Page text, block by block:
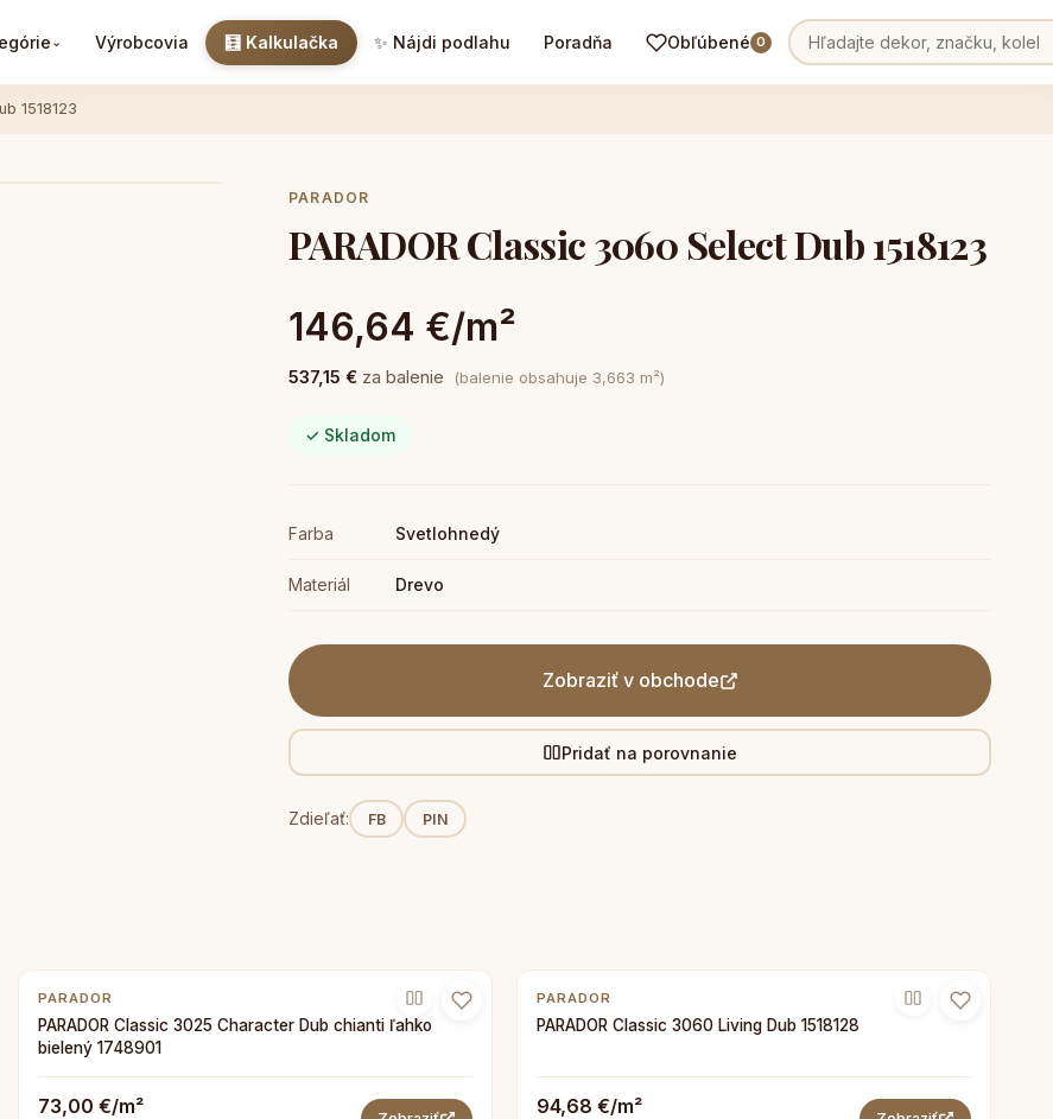
⌄ Výrobcovia 🧮 Kalkulačka ✨ Nájdi podlahu Poradňa Obľúbené 0
1518123
PARADOR
PARADOR Classic 3060 Select Dub 1518123
146,64 €/m²
537,15 € za balenie (balenie obsahuje 3,663 m²)
✓ Skladom
Farba Svetlohnedý
Materiál Drevo
Zobraziť v obchode
Pridať na porovnanie
Zdieľať: FB PIN
PARADOR
PARADOR Classic 3025 Character Dub chianti ľahko
bielený 1748901
73,00 €/m²
PARADOR
PARADOR Classic 3060 Living Dub 1518128
94,68 €/m²